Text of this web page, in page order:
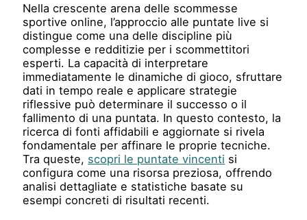
Nella crescente arena delle scommesse
sportive online, l’approccio alle puntate live si
distingue come una delle discipline più
complesse e redditizie per i scommettitori
esperti. La capacità di interpretare
immediatamente le dinamiche di gioco, sfruttare
dati in tempo reale e applicare strategie
riflessive può determinare il successo o il
fallimento di una puntata. In questo contesto, la
ricerca di fonti affidabili e aggiornate si rivela
fondamentale per affinare le proprie tecniche.
Tra queste, scopri le puntate vincenti si
configura come una risorsa preziosa, offrendo
analisi dettagliate e statistiche basate su
esempi concreti di risultati recenti.